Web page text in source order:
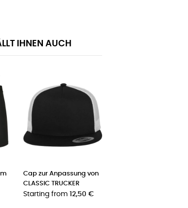
IHNEN AUCH
Cap zur Anpassung von
CLASSIC TRUCKER
Starting from 12,50 €